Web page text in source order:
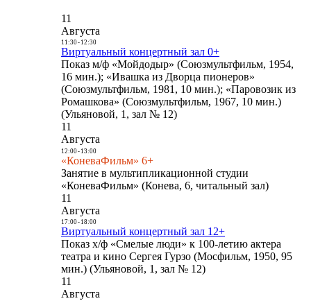
11
Августа
11:30- 12:30
Виртуальный концертный зал 0+
Показ м/ф «Мойдодыр» (Союзмультфильм, 1954,
16 мин.); «Ивашка из Дворца пионеров»
(Союзмультфильм, 1981, 10 мин.); «Паровозик из
Ромашкова» (Союзмультфильм, 1967, 10 мин.)
(Ульяновой, 1, зал № 12)
11
Августа
12:00- 13:00
«КоневаФильм» 6+
Занятие в мультипликационной студии
«КоневаФильм» (Конева, 6, читальный зал)
11
Августа
17:00- 18:00
Виртуальный концертный зал 12+
Показ х/ф «Смелые люди» к 100-летию актера
театра и кино Сергея Гурзо (Мосфильм, 1950, 95
мин.) (Ульяновой, 1, зал № 12)
11
Августа